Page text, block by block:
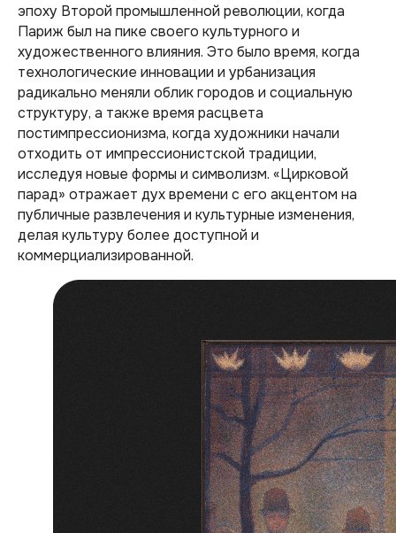
эпоху Второй промышленной революции, когда
Париж был на пике своего культурного и
художественного влияния. Это было время, когда
технологические инновации и урбанизация
радикально меняли облик городов и социальную
структуру, а также время расцвета
постимпрессионизма, когда художники начали
отходить от импрессионистской традиции,
исследуя новые формы и символизм. «Цирковой
парад» отражает дух времени с его акцентом на
публичные развлечения и культурные изменения,
делая культуру более доступной и
коммерциализированной.